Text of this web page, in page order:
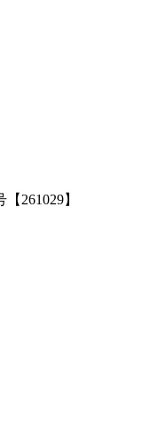
261029】